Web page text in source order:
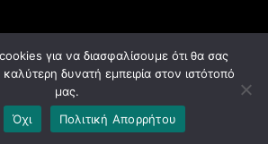
για να διασφαλίσουμε ότι θα σας
δυνατή εμπειρία στον ιστότοπό
μας.
Όχι Πολιτική Απορρήτου